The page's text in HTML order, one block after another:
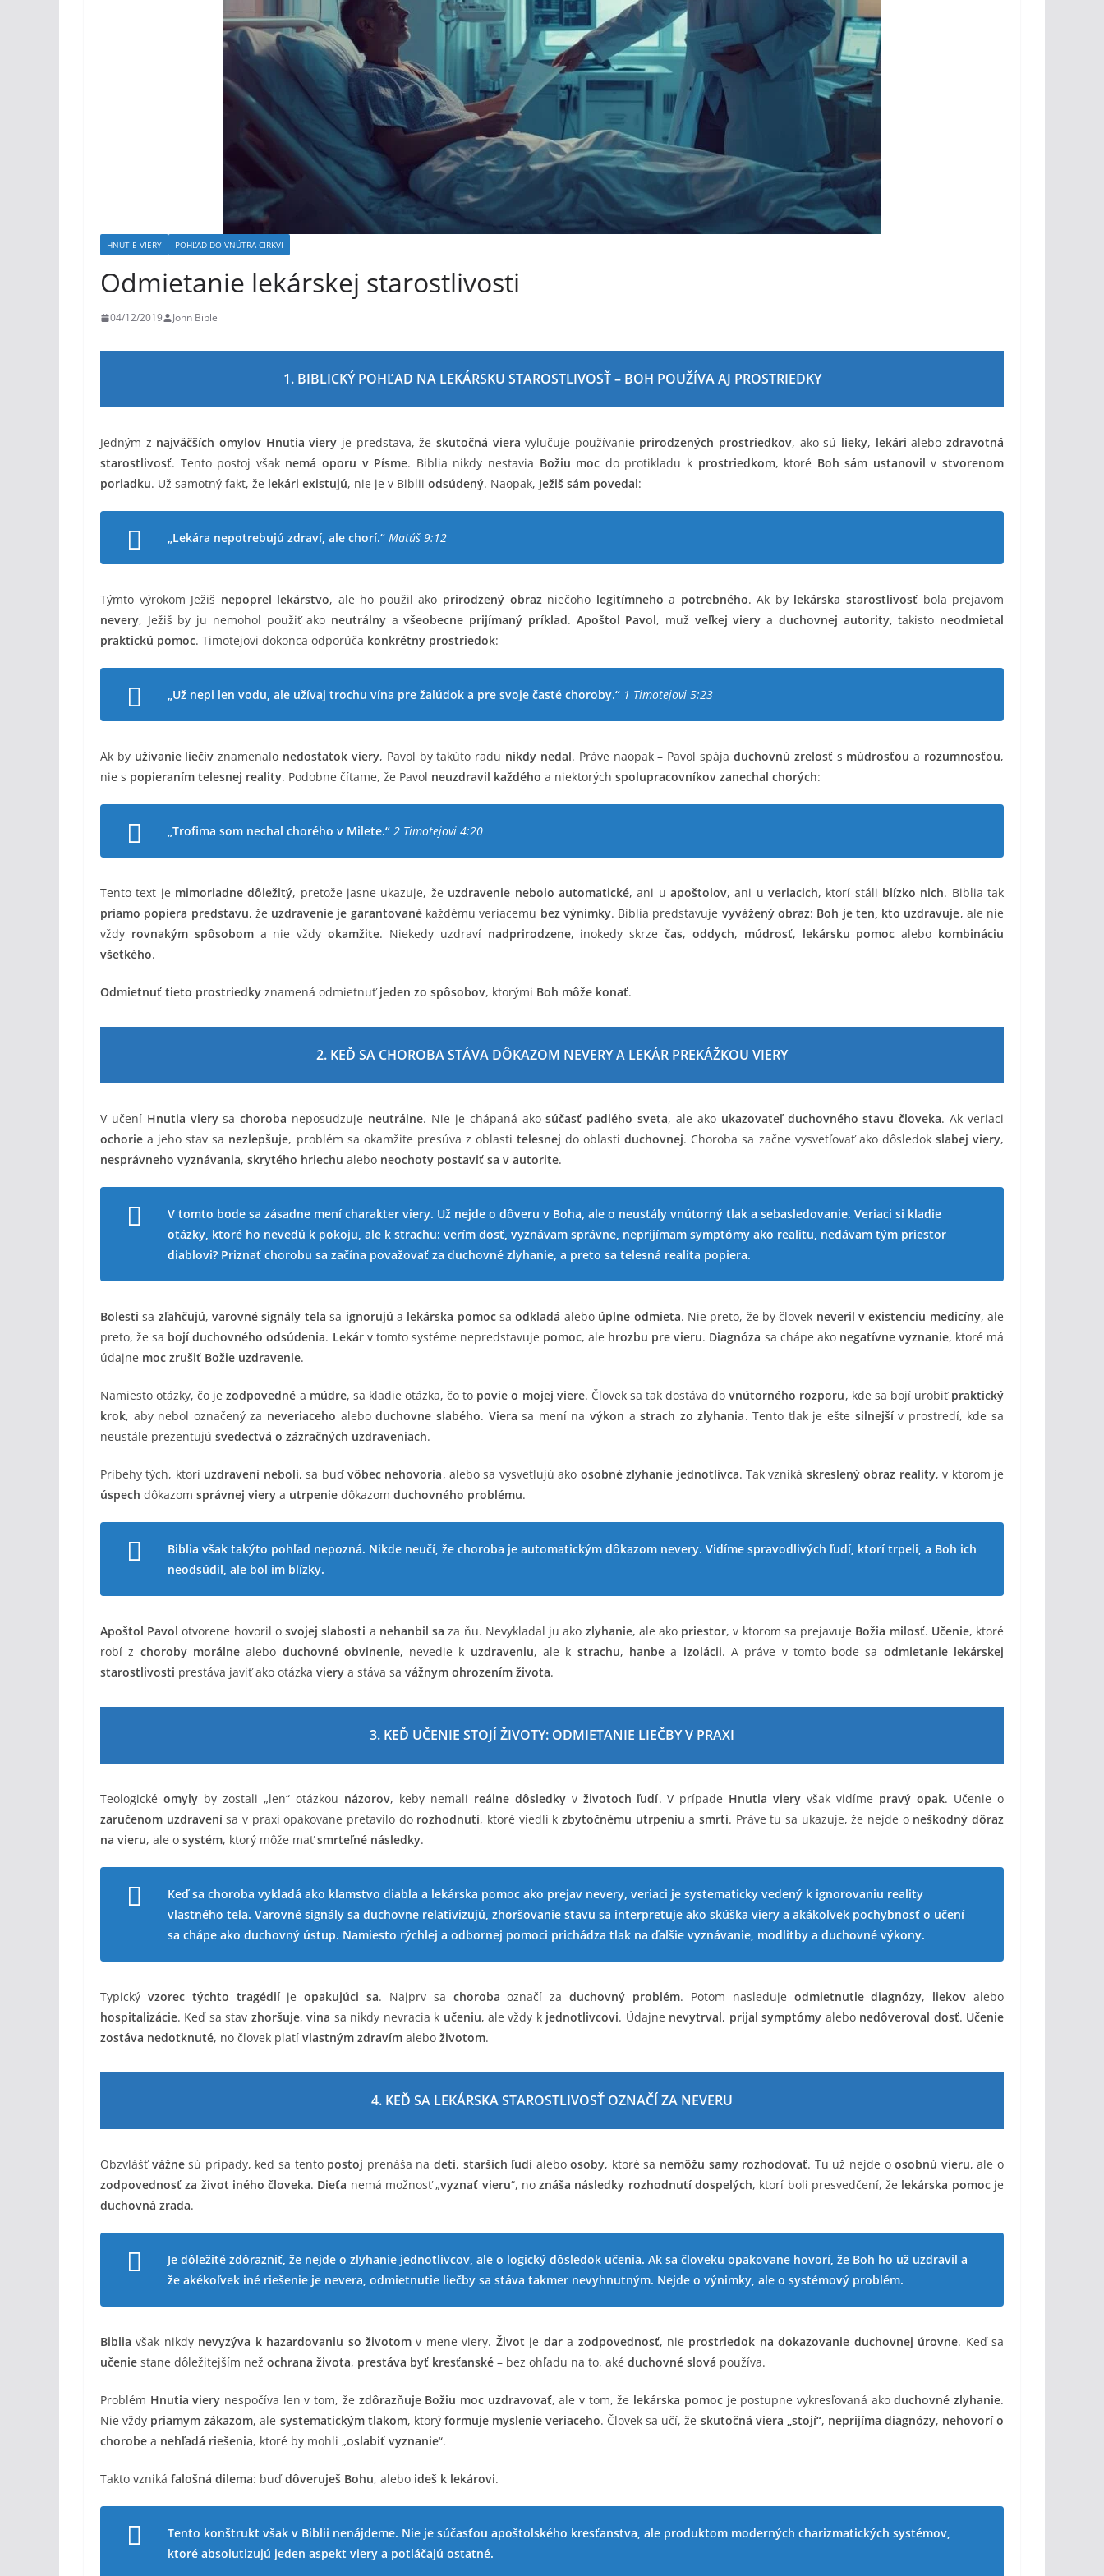
HNUTIE VIERY POHĽAD DO VNÚTRA CIRKVI
Odmietanie lekárskej starostlivosti
04/12/2019 John Bible
1. BIBLICKÝ POHĽAD NA LEKÁRSKU STAROSTLIVOSŤ – BOH POUŽÍVA AJ PROSTRIEDKY
Jedným z najväčších omylov Hnutia viery je predstava, že skutočná viera vylučuje používanie prirodzených prostriedkov, ako sú lieky, lekári alebozdravotná
starostlivosť. Tento postoj však nemá oporu v Písme. Biblia nikdy nestavia Božiu moc do protikladu k prostriedkom, ktoré Boh sám ustanovil vstvorenom
poriadku. Už samotný fakt, že lekári existujú, nie je v Biblii odsúdený. Naopak, Ježiš sám povedal:
„Lekára nepotrebujú zdraví, ale chorí.“ Matúš 9:12
Týmto výrokom Ježiš nepoprel lekárstvo, ale ho použil ako prirodzený obrazniečoho legitímneho a potrebného. Ak by lekárska starostlivosťbola prejavom
nevery, Ježiš by ju nemohol použiť ako neutrálny avšeobecne prijímaný príklad. Apoštol Pavol, muž veľkej viery a duchovnej autority, takisto neodmietal
praktickú pomoc. Timotejovi dokonca odporúča konkrétny prostriedok:
„Už nepi len vodu, ale užívaj trochu vína pre žalúdok a pre svoje časté choroby.“ 1 Timotejovi 5:23
Ak by užívanie liečiv znamenalo nedostatok viery, Pavol by takúto radu nikdy nedal. Práve naopak – Pavol spája duchovnú zrelosťs múdrosťou a rozumnosťou,
nie s popieraním telesnej reality. Podobne čítame, že Pavol neuzdravil každého a niektorých spolupracovníkov zanechal chorých:
„Trofima som nechal chorého v Milete.“ 2 Timotejovi 4:20
Tento text je mimoriadne dôležitý, pretože jasne ukazuje, že uzdravenie nebolo automatické, ani u apoštolov, ani u veriacich, ktorí stáli blízko nich. Biblia tak
priamo popiera predstavu, že uzdravenie je garantovanékaždému veriacemu bez výnimky. Biblia predstavuje vyvážený obraz: Boh je ten, kto uzdravuje, ale nie
vždy rovnakým spôsoboma nie vždyokamžite. Niekedy uzdraví nadprirodzene, inokedy skrzečas, oddych, múdrosť, lekársku pomoc alebo kombináciu
všetkého.
Odmietnuť tieto prostriedky znamená odmietnuťjeden zo spôsobov, ktorými Boh môže konať.
2. KEĎ SA CHOROBA STÁVA DÔKAZOM NEVERY A LEKÁR PREKÁŽKOU VIERY
V učení Hnutia vierysachoroba neposudzuje neutrálne. Nie je chápaná akosúčasť padlého sveta, ale ako ukazovateľ duchovného stavu človeka. Ak veriaci
ochorie a jeho stav sa nezlepšuje, problém sa okamžite presúva z oblastitelesnej do oblastiduchovnej. Choroba sa začne vysvetľovať ako dôsledok slabej viery,
nesprávneho vyznávania, skrytého hriechu alebo neochoty postaviť sa v autorite.
V tomto bode sa zásadne mení charakter viery. Už nejde o dôveru v Boha, ale o neustály vnútorný tlak a sebasledovanie. Veriaci si kladie
otázky, ktoré ho nevedú k pokoju, ale k strachu: verím dosť, vyznávam správne, neprijímam symptómy ako realitu, nedávam tým priestor
diablovi? Priznať chorobu sa začína považovať za duchovné zlyhanie, a preto sa telesná realita popiera.
Bolesti sa zľahčujú,varovné signály tela sa ignorujú a lekárska pomocsaodkladá alebo úplne odmieta. Nie preto, že by človek neveril v existenciu medicíny, ale
preto, že sa bojí duchovného odsúdenia. Lekárv tomto systéme nepredstavuje pomoc, ale hrozbu pre vieru. Diagnóza sa chápe ako negatívne vyznanie, ktoré má
údajne moc zrušiť Božie uzdravenie.
Namiesto otázky, čo jezodpovedné a múdre, sa kladie otázka, čo to povie o mojej viere. Človek sa tak dostáva dovnútorného rozporu, kde sa bojí urobiťpraktický
krok, aby nebol označený za neveriaceho aleboduchovne slabého. Viera sa mení navýkon astrach zo zlyhania. Tento tlak je ešte silnejšív prostredí, kde sa
neustále prezentujú svedectvá o zázračných uzdraveniach.
Príbehy tých, ktorí uzdravení neboli, sa buďvôbec nehovoria, alebo sa vysvetľujú ako osobné zlyhanie jednotlivca. Tak vzniká skreslený obraz reality, v ktorom je
úspech dôkazom správnej viery a utrpenie dôkazom duchovného problému.
Biblia však takýto pohľad nepozná. Nikde neučí, že choroba je automatickým dôkazom nevery. Vidíme spravodlivých ľudí, ktorí trpeli, a Boh ich
neodsúdil, ale bol im blízky.
Apoštol Pavol otvorene hovoril osvojej slabosti a nehanbil sa za ňu. Nevykladal ju ako zlyhanie, ale ako priestor, v ktorom sa prejavuje Božia milosť. Učenie, ktoré
robí z choroby morálnealebo duchovné obvinenie, nevedie k uzdraveniu, ale k strachu, hanbe a izolácii. A práve v tomto bode sa odmietanie lekárskej
starostlivosti prestáva javiť ako otázka viery a stáva sa vážnym ohrozením života.
3. KEĎ UČENIE STOJÍ ŽIVOTY: ODMIETANIE LIEČBY V PRAXI
Teologické omylyby zostali „len“ otázkou názorov, keby nemali reálne dôsledkyv životoch ľudí. V prípade Hnutia viery však vidíme pravý opak. Učenie o
zaručenom uzdravenísa v praxi opakovane pretavilo do rozhodnutí, ktoré viedli kzbytočnému utrpeniu asmrti. Práve tu sa ukazuje, že nejde o neškodný dôraz
na vieru, ale o systém, ktorý môže maťsmrteľné následky.
Keď sa choroba vykladá ako klamstvo diabla a lekárska pomoc ako prejav nevery, veriaci je systematicky vedený k ignorovaniu reality
vlastného tela. Varovné signály sa duchovne relativizujú, zhoršovanie stavu sa interpretuje ako skúška viery a akákoľvek pochybnosť o učení
sa chápe ako duchovný ústup. Namiesto rýchlej a odbornej pomoci prichádza tlak na ďalšie vyznávanie, modlitby a duchovné výkony.
Typický vzorec týchto tragédiíjeopakujúci sa. Najprv sa choroba označí zaduchovný problém. Potom nasleduje odmietnutie diagnózy, liekov alebo
hospitalizácie. Keď sa stav zhoršuje,vina sa nikdy nevracia k učeniu, ale vždy k jednotlivcovi. Údajne nevytrval, prijal symptómy alebo nedôveroval dosť. Učenie
zostáva nedotknuté, no človek platí vlastným zdravím alebo životom.
4. KEĎ SA LEKÁRSKA STAROSTLIVOSŤ OZNAČÍ ZA NEVERU
Obzvlášťvážnesú prípady, keď sa tento postoj prenáša na deti, starších ľudí aleboosoby, ktoré sa nemôžu samy rozhodovať. Tu už nejde oosobnú vieru, ale o
zodpovednosť za život iného človeka. Dieťa nemá možnosť „vyznať vieru“, noznáša následky rozhodnutí dospelých, ktorí boli presvedčení, že lekárska pomocje
duchovná zrada.
Je dôležité zdôrazniť, že nejde o zlyhanie jednotlivcov, ale o logický dôsledok učenia. Ak sa človeku opakovane hovorí, že Boh ho už uzdravil a
že akékoľvek iné riešenie je nevera, odmietnutie liečby sa stáva takmer nevyhnutným. Nejde o výnimky, ale o systémový problém.
Biblia však nikdy nevyzýva k hazardovaniu so životom v mene viery. Život je dara zodpovednosť, nie prostriedok na dokazovanie duchovnej úrovne. Keď sa
učenie stane dôležitejším než ochrana života, prestáva byť kresťanské – bez ohľadu na to, aké duchovné slová používa.
Problém Hnutia viery nespočíva len v tom, že zdôrazňuje Božiu moc uzdravovať, ale v tom, že lekárska pomocje postupne vykresľovaná akoduchovné zlyhanie.
Nie vždy priamym zákazom, ale systematickým tlakom, ktorý formuje myslenie veriaceho. Človek sa učí, že skutočná viera „stojí“, neprijíma diagnózy, nehovorí o
chorobe a nehľadá riešenia, ktoré by mohli „oslabiť vyznanie“.
Takto vzniká falošná dilema: buďdôveruješ Bohu, alebo ideš k lekárovi.
Tento konštrukt však v Biblii nenájdeme. Nie je súčasťou apoštolského kresťanstva, ale produktom moderných charizmatických systémov,
ktoré absolutizujú jeden aspekt viery a potláčajú ostatné.